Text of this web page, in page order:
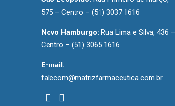
575 – Centro – (51) 3037 1616
Novo Hamburgo: Rua Lima e Silva, 436 –
Centro – (51) 3065 1616
E-mail:
falecom@matrizfarmaceutica.com.br